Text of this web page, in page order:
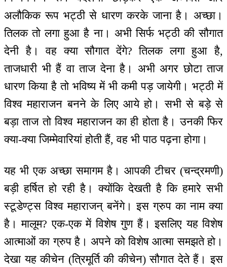
अलौकिक रूप भट्ठी से धारण करके जाना है। अच्छा।
तिलक तो लगा हुआ है ना। अभी सिर्फ भट्ठी की सौगात
देनी है। वह क्या सौगात देंगे? तिलक लगा हुआ है,
ताजधारी भी हैं वा ताज देना है। अभी अगर छोटा ताज
धारण किया है तो भविष्य में भी कमी पड़ जायेगी। भट्ठी में
विश्व महाराजन बनने के लिए आये हो। सभी से बड़े से
बड़ा ताज तो विश्व महाराजन का ही होता है। उनकी फिर
क्या-क्या जिम्मेवारियां होती हैं, वह भी पाठ पढ़ना होगा।
यह भी एक अच्छा समागम है। आपकी टीचर (चन्द्रमणी)
बड़ी हर्षित हो रही है। क्योंकि देखती है कि हमारे सभी
स्टूडेण्ट्स विश्व महाराजन् बनेंगे। इस ग्रुप का नाम क्या
है। मालूम? एक-एक में विशेष गुण हैं। इसलिए यह विशेष
आत्माओं का ग्रुप है। अपने को विशेष आत्मा समझते हो।
देखा यह कीचेन (त्रिमूर्ति की कीचेन) सौगात देते हैं। इस